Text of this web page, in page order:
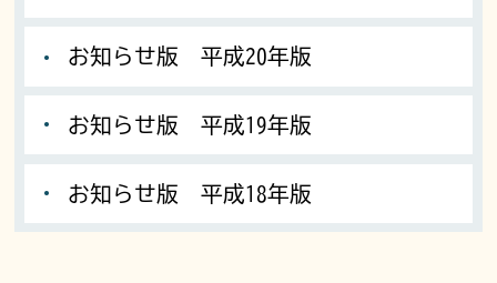
お知らせ版 平成20年版
お知らせ版 平成19年版
お知らせ版 平成18年版